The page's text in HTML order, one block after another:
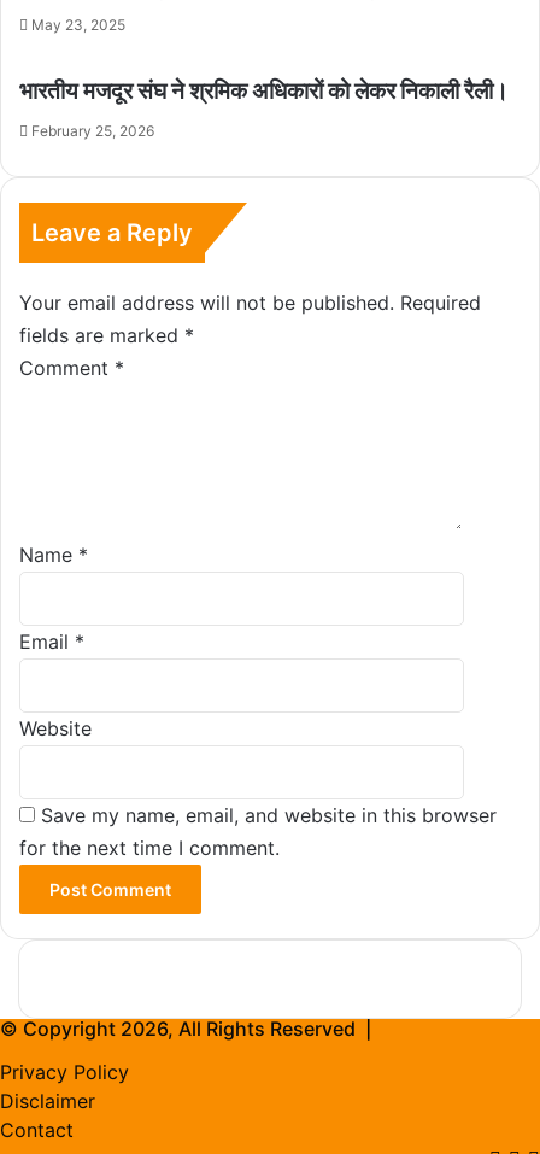
May 23, 2025
भारतीय मजदूर संघ ने श्रमिक अधिकारों को लेकर निकाली रैली।
February 25, 2026
Leave a Reply
Your email address will not be published. Required
fields are marked *
Comment *
Name *
Email *
Website
Save my name, email, and website in this browser
for the next time I comment.
© Copyright 2026, All Rights Reserved |
Privacy Policy
Disclaimer
Contact